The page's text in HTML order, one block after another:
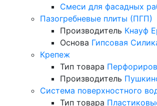
Смеси для фасадных
Пазогребневые плиты (ПГП)
Производитель Кнауф
Основа Гипсовая
Крепеж
Тип товара
Производитель
Система поверхностного
Тип товара